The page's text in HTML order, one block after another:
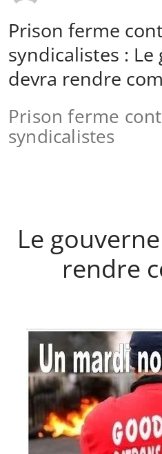
Prison ferme
syndicalistes :
devra rendre
Prison ferme
syndicalistes
Le
rendre